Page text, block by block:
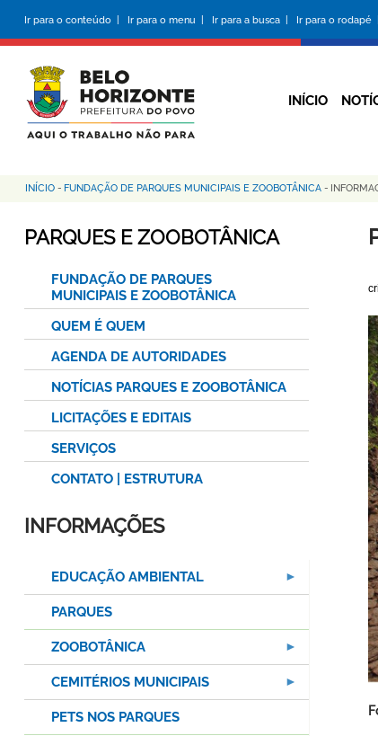
conteúdo
principal
Ir para o conteúdo | Ir para o menu | Ir para a busca | Ir para o rodapé
INÍCIO
Trilha
de
INÍCIO - FUNDAÇÃO DE PARQUES MUNICIPAIS E ZOOBOTÂNICA -
PARQUES E ZOOBOTÂNICA
FUNDAÇÃO DE PARQUES
MUNICIPAIS E ZOOBOTÂNICA
QUEM É QUEM
AGENDA DE AUTORIDADES
NOTÍCIAS PARQUES E ZOOBOTÂNICA
LICITAÇÕES E EDITAIS
SERVIÇOS
CONTATO | ESTRUTURA
INFORMAÇÕES
EDUCAÇÃO AMBIENTAL
PARQUES
ZOOBOTÂNICA
CEMITÉRIOS MUNICIPAIS
PETS NOS PARQUES